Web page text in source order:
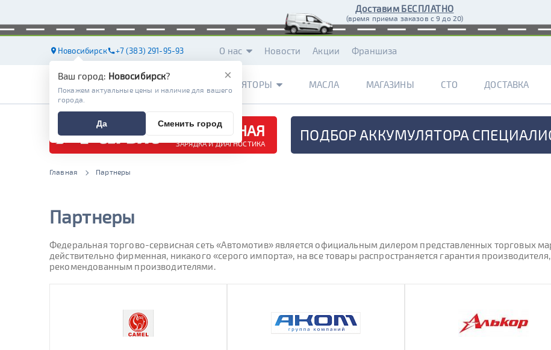
Доставим БЕСПЛАТНО
(время приема заказов с 9 до 20)
Новосибирск +7 (383) 291-95-93 О нас Новости Акции Франшиза
АККУМУЛЯТОРЫ МАСЛА МАГАЗИНЫ СТО ДОСТАВКА
БЕСПЛАТНАЯ
ЗАРЯДКА И ДИАГНОСТИКА ПОДБОР АККУМУЛЯТОРА
Главная Партнеры
Партнеры
Федеральная торгово-сервисная сеть «Автомотив» является официальным дилером представленных торговых
действительно фирменная, никакого «серого импорта», на все товары распространяется гарантия
рекомендованным производителями.
×
Ваш город: Новосибирск?
Покажем актуальные цены и наличие для вашего
города.
Да Сменить город